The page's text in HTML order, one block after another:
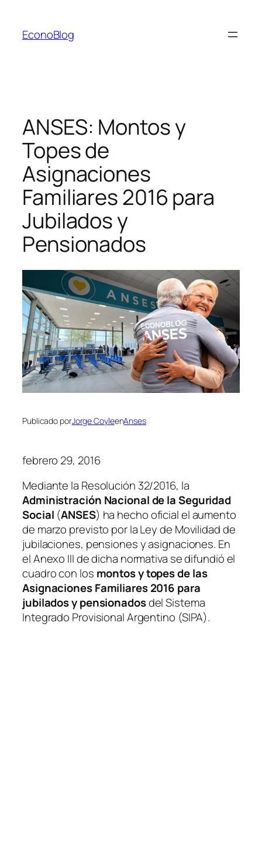
contenido
EconoBlog
ANSES: Montos y
Topes de
Asignaciones
Familiares 2016 para
Jubilados y
Pensionados
Publicado porJorge CoyleenAnses
febrero 29, 2016
Mediante la Resolución 32/2016, la
Administración Nacional de la Seguridad
Social (ANSES) ha hecho oficial el aumento
de marzo previsto por la Ley de Movilidad de
jubilaciones, pensiones y asignaciones. En
el Anexo III de dicha normativa se difundió el
cuadro con los montos y topes de las
Asignaciones Familiares 2016 para
jubilados y pensionadosdel Sistema
Integrado Provisional Argentino (SIPA).